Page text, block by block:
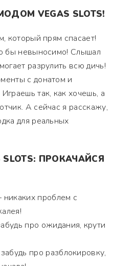
VEGAS SLOTS!
который прям спасает!
бы невыносимо! Слышал
разрулить всю дичь!
с донатом и
так, как хочешь, а
А сейчас я расскажу,
для реальных
ПРОКАЧАЙСЯ
никаких проблем с
про ожидания, крути
про разблокировку,